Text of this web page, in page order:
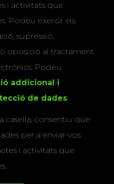
i activitats que
Podeu exercir els
supressió,
oposició al tractament
Podeu
addicional i
de dades.
casella, consentiu que
per a enviar-vos
i activitats que